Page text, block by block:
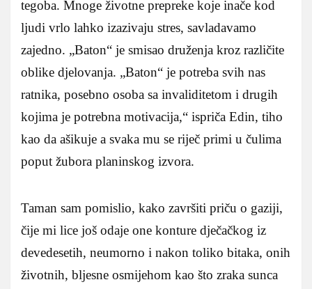
tegoba. Mnoge životne prepreke koje inače kod
ljudi vrlo lahko izazivaju stres, savladavamo
zajedno. „Baton“ je smisao druženja kroz različite
oblike djelovanja. „Baton“ je potreba svih nas
ratnika, posebno osoba sa invaliditetom i drugih
kojima je potrebna motivacija,“ ispriča Edin, tiho
kao da ašikuje a svaka mu se riječ primi u čulima
poput žubora planinskog izvora.
Taman sam pomislio, kako završiti priču o gaziji,
čije mi lice još odaje one konture dječačkog iz
devedesetih, neumorno i nakon toliko bitaka, onih
životnih, bljesne osmijehom kao što zraka sunca